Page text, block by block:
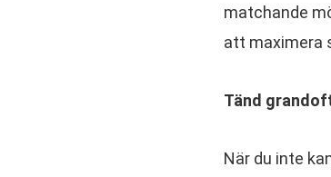
matchande
att maximera
Tänd
När du inte